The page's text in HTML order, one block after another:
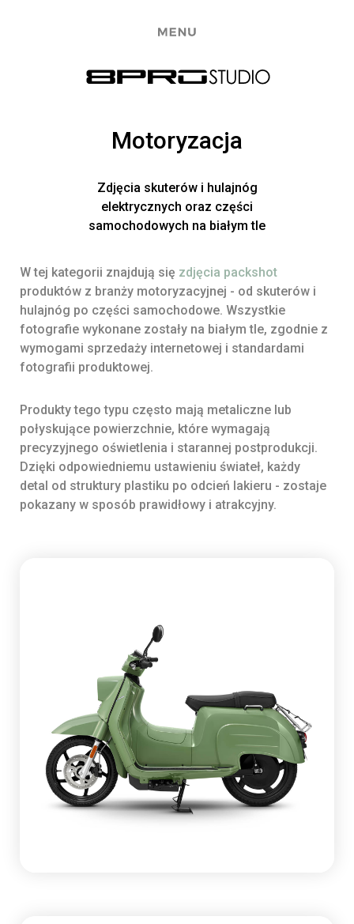
Motoryzacja
Zdjęcia skuterów i hulajnóg
elektrycznych oraz części
samochodowych na białym tle
W tej kategorii znajdują się zdjęcia packshot
produktów z branży motoryzacyjnej - od skuterów i
hulajnóg po części samochodowe. Wszystkie
fotografie wykonane zostały na białym tle, zgodnie z
wymogami sprzedaży internetowej i standardami
fotografii produktowej.
Produkty tego typu często mają metaliczne lub
połyskujące powierzchnie, które wymagają
precyzyjnego oświetlenia i starannej postprodukcji.
Dzięki odpowiedniemu ustawieniu świateł, każdy
detal od struktury plastiku po odcień lakieru - zostaje
pokazany w sposób prawidłowy i atrakcyjny.